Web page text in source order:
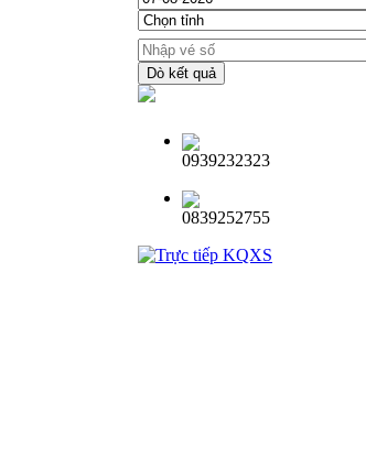
Dò kết quả
0939232323
0839252755